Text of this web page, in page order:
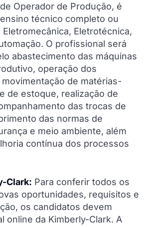
Operador de Produção, é
técnico completo ou
Eletrotécnica,
O profissional será
abastecimento das máquinas
operação dos
de matérias-
de estoque, realização de
das trocas de
das normas de
e meio ambiente, além
contínua dos processos
Clark: Para conferir todos os
oportunidades, requisitos e
os candidatos devem
online da Kimberly-Clark. A